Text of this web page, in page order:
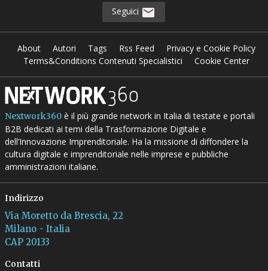
Seguici
About Autori Tags Rss Feed
Privacy e Cookie Policy
Terms&Conditions Contenuti Specialistici
Cookie Center
Nextwork360è il più grande network in Italia di testate e portali
B2B dedicati ai temi della Trasformazione Digitale e
dell’Innovazione Imprenditoriale. Ha la missione di diffondere la
cultura digitale e imprenditoriale nelle imprese e pubbliche
amministrazioni italiane.
Indirizzo
Via Moretto da Brescia, 22
Milano - Italia
CAP 20133
Contatti